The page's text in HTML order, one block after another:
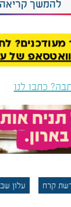
להמשך
מעודכנים?
של ערוץ
כתבו לנו
קרח עלון